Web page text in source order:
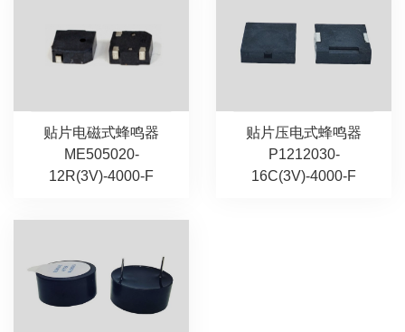
贴片电磁式蜂鸣器
ME505020-
12R(3V)-4000-F
贴片压电式蜂鸣器
P1212030-
16C(3V)-4000-F